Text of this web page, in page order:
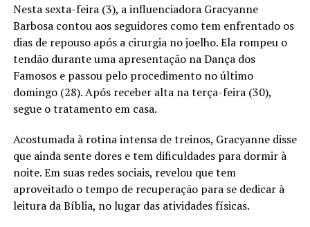
Nesta sexta-feira (3), a influenciadora Gracyanne
Barbosa contou aos seguidores como tem enfrentado os
dias de repouso após a cirurgia no joelho. Ela rompeu o
tendão durante uma apresentação na Dança dos
Famosos e passou pelo procedimento no último
domingo (28). Após receber alta na terça-feira (30),
segue o tratamento em casa.
Acostumada à rotina intensa de treinos, Gracyanne disse
que ainda sente dores e tem dificuldades para dormir à
noite. Em suas redes sociais, revelou que tem
aproveitado o tempo de recuperação para se dedicar à
leitura da Bíblia, no lugar das atividades físicas.